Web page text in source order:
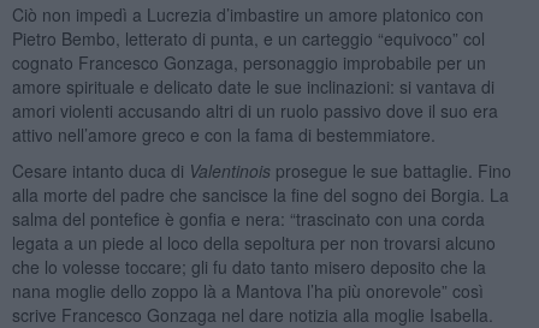
Ciò non impedì a Lucrezia d’imbastire un amore platonico con
Pietro Bembo, letterato di punta, e un carteggio “equivoco” col
cognato Francesco Gonzaga, personaggio improbabile per un
amore spirituale e delicato date le sue inclinazioni: si vantava di
amori violenti accusando altri di un ruolo passivo dove il suo era
attivo nell’amore greco e con la fama di bestemmiatore.
Cesare intanto duca di Valentinoisprosegue le sue battaglie. Fino
alla morte del padre che sancisce la fine del sogno dei Borgia. La
salma del pontefice è gonfia e nera: “trascinato con una corda
legata a un piede al loco della sepoltura per non trovarsi alcuno
che lo volesse toccare; gli fu dato tanto misero deposito che la
nana moglie dello zoppo là a Mantova l’ha più onorevole” così
scrive Francesco Gonzaga nel dare notizia alla moglie Isabella.